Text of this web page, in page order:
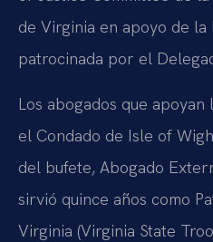
de Virginia en apoyo de
patrocinada por el
Los abogados que
el Condado de Isle of
del bufete, Abogado
sirvió quince años como
Virginia (Virginia State